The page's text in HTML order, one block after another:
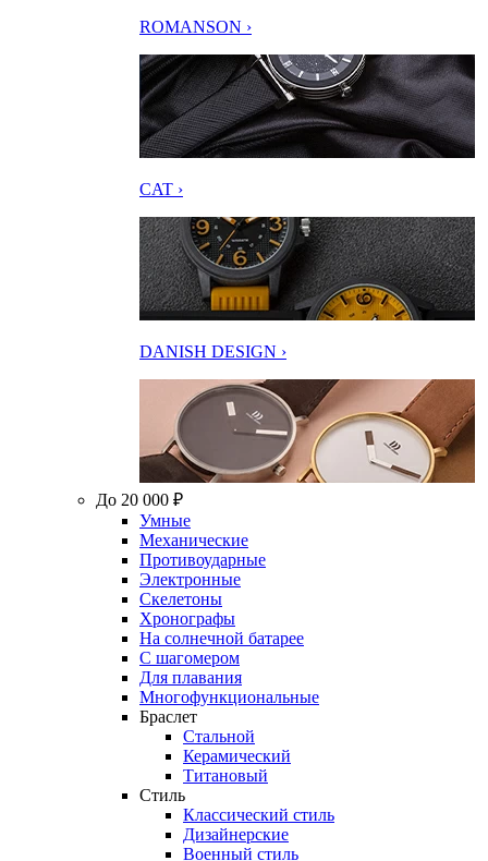
ROMANSON ›
CAT ›
DANISH DESIGN ›
До 20 000 ₽
Умные
Механические
Противоударные
Электронные
Скелетоны
Хронографы
На солнечной батарее
С шагомером
Для плавания
Многофункциональные
Браслет
Стальной
Керамический
Титановый
Стиль
Классический стиль
Дизайнерские
Военный стиль